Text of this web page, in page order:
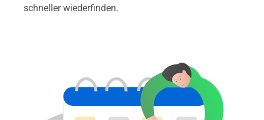
schneller wiederfinden.